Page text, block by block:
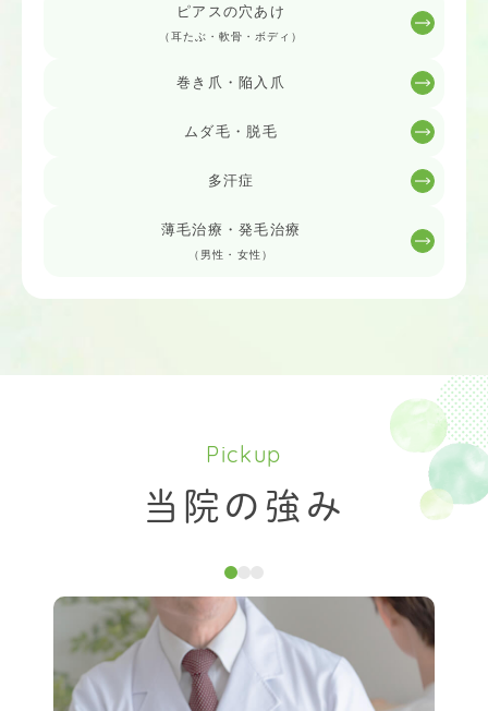
ピアスの穴あけ
（耳たぶ・軟骨・ボディ）
巻き爪・陥入爪
ムダ毛・脱毛
多汗症
薄毛治療・発毛治療
（男性・女性）
Pickup
当院の強み